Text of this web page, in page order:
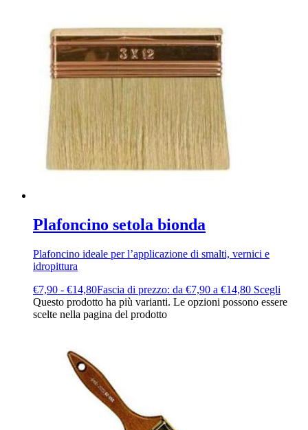
Plafoncino setola bionda
Plafoncino ideale per l’applicazione di smalti, vernici e
idropittura
€7,90 - €14,80Fascia di prezzo: da €7,90 a €14,80 Scegli
Questo prodotto ha più varianti. Le opzioni possono essere
scelte nella pagina del prodotto